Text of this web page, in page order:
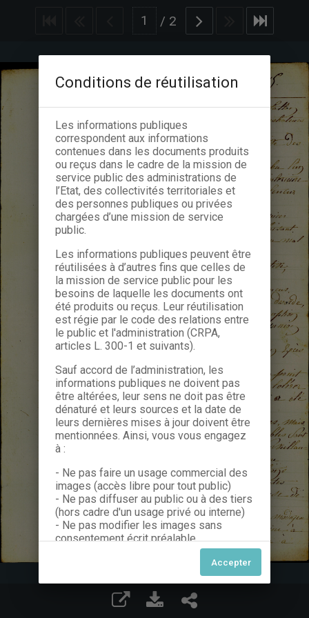
/ 2
Conditions de réutilisation
Les informations publiques
correspondent aux informations
contenues dans les documents produits
ou reçus dans le cadre de la mission de
service public des administrations de
l’Etat, des collectivités territoriales et
des personnes publiques ou privées
chargées d’une mission de service
public.
Les informations publiques peuvent être
réutilisées à d’autres fins que celles de
la mission de service public pour les
besoins de laquelle les documents ont
été produits ou reçus. Leur réutilisation
est régie par le code des relations entre
le public et l'administration (CRPA,
articles L. 300-1 et suivants).
Sauf accord de l’administration, les
informations publiques ne doivent pas
être altérées, leur sens ne doit pas être
dénaturé et leurs sources et la date de
leurs dernières mises à jour doivent être
mentionnées. Ainsi, vous vous engagez
à :
- Ne pas faire un usage commercial des
images (accès libre pour tout public)
- Ne pas diffuser au public ou à des tiers
(hors cadre d'un usage privé ou interne)
- Ne pas modifier les images sans
consentement écrit préalable
Dans le cas contraire, nous vous invitons
à nous contacter afin de solliciter le type
de Licence souhaitée parmi celles
proposées et le cas échéant, acquitter